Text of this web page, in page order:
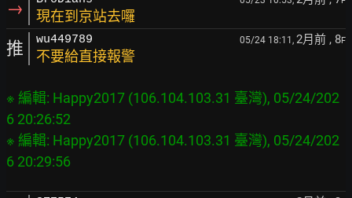
→ 現在到京站去囉
推 wu449789 05/24 18:11, 2月前 , 8F
不要給直接報警
※ 編輯: Happy2017 (106.104.103.31 臺灣), 05/24/202
6 20:26:52
※ 編輯: Happy2017 (106.104.103.31 臺灣), 05/24/202